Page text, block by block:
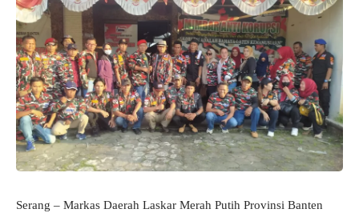
Serang – Markas Daerah Laskar Merah Putih Provinsi Banten